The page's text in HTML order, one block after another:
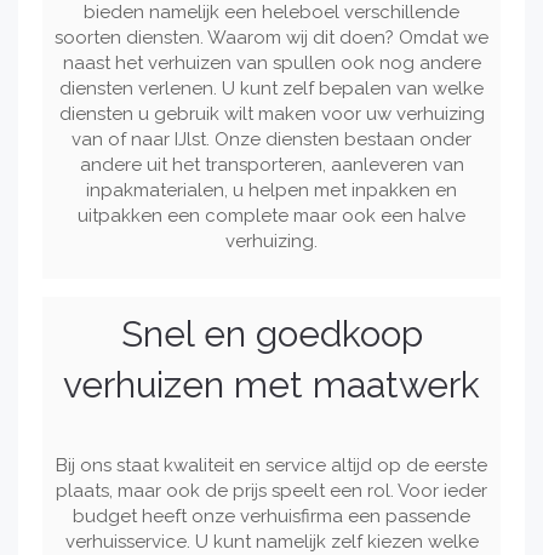
bieden namelijk een heleboel verschillende
soorten diensten. Waarom wij dit doen? Omdat we
naast het verhuizen van spullen ook nog andere
diensten verlenen. U kunt zelf bepalen van welke
diensten u gebruik wilt maken voor uw verhuizing
van of naar IJlst. Onze diensten bestaan onder
andere uit het transporteren, aanleveren van
inpakmaterialen, u helpen met inpakken en
uitpakken een complete maar ook een halve
verhuizing.
Snel en goedkoop
verhuizen met maatwerk
Bij ons staat kwaliteit en service altijd op de eerste
plaats, maar ook de prijs speelt een rol. Voor ieder
budget heeft onze verhuisfirma een passende
verhuisservice. U kunt namelijk zelf kiezen welke